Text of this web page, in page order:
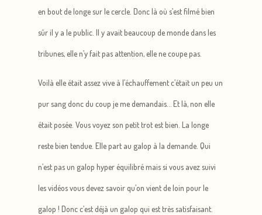
en bout de longe sur le cercle. Donc là où s’est filmé bien
sûr il y a le public. Il y avait beaucoup de monde dans les
tribunes, elle n’y fait pas attention, elle ne coupe pas.
Voilà elle était assez vive à l’échauffement c’était un peu un
pur sang donc du coup je me demandais… Et là, non elle
était posée. Vous voyez son petit trot est bien. La longe
reste bien tendue. Elle part au galop à la demande. Qui
n’est pas un galop hyper équilibré mais si vous avez suivi
les vidéos vous devez savoir qu’on vient de loin pour le
galop ! Donc c’est déjà un galop qui est très satisfaisant.